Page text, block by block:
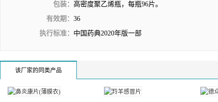
包装： 高密度聚乙烯瓶，每瓶96片。
有效期： 36
执行标准： 中国药典2020年版一部
该厂家的同类产品